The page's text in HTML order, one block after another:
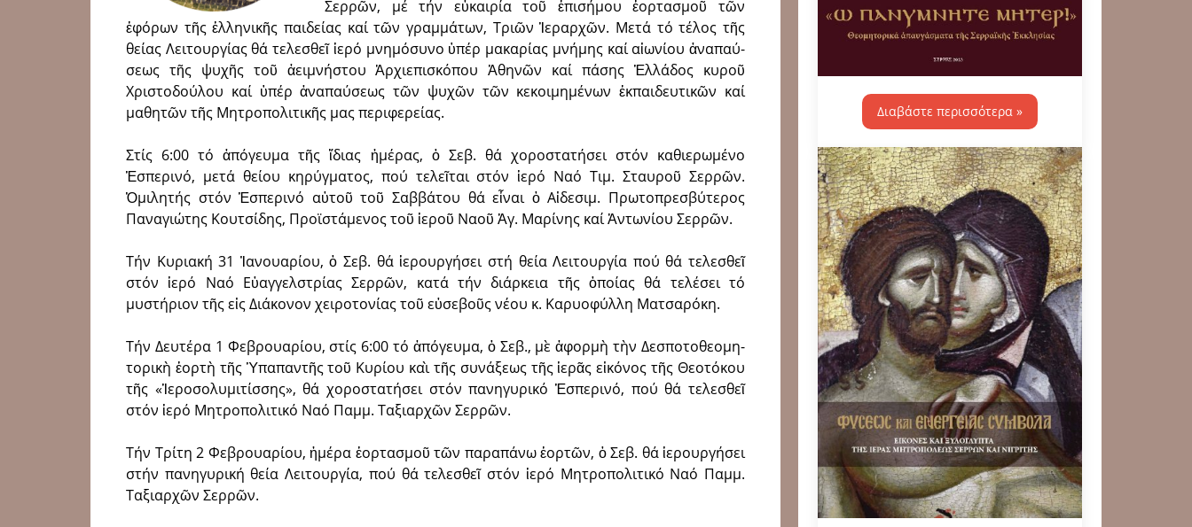
Σερρῶν, μέ τήν εὐκαιρία τοῦ ἐπισήμου ἑορτασμοῦ τῶν
ἐφόρων τῆς ἑλ­λη­νι­κῆς παιδείας καί τῶν γραμμάτων, Τριῶν Ἱεραρχῶν. Μετά τό τέλος τῆς
θείας Λειτουργίας θά τελεσθεῖ ἱερό μνημόσυνο ὑπέρ μακαρίας μνήμης καί αἰωνίου ἀναπαύ­
σεως τῆς ψυχῆς τοῦ ἀειμνήστου Ἀρχιεπισκόπου Ἀθηνῶν καί πάσης Ἑλλά­δος κυροῦ
Χριστοδούλου καί ὑπέρ ἀναπαύσεως τῶν ψυχῶν τῶν κεκοιμημένων ἐκπαιδευτικῶν καί
μαθητῶν τῆς Μητροπο­λιτικῆς μας περιφερείας.
Στίς 6:00 τό ἀπόγευμα τῆς ἴδιας ἡμέρας, ὁ Σεβ. θά χοροστατήσει στόν καθιε­ρωμένο
Ἑσπερινό, μετά θείου κηρύγματος, πού τελεῖται στόν ἱερό Ναό Τιμ. Σταυροῦ Σερρῶν.
Ὁμιλητής στόν Ἑσπερινό αὐτοῦ τοῦ Σαββάτου θά εἶναι ὁ Αἰδεσιμ. Πρωτοπρεσβύτερος
Παναγιώτης Κουτσίδης, Προϊστάμενος τοῦ ἱεροῦ Ναοῦ Ἁγ. Μαρίνης καί Ἀντωνίου Σερρῶν.
Τήν Κυριακή 31 Ἰανουαρίου, ὁ Σεβ. θά ἱερουργήσει στή θεία Λειτουργία πού θά τελεσθεῖ
στόν ἱερό Ναό Εὐαγγελστρίας Σερρῶν, κατά τήν διάρκεια τῆς ὁποίας θά τελέσει τό
μυστήριον τῆς εἰς Διάκονον χειρο­τονίας τοῦ εὐσεβοῦς νέου κ. Καρυοφύλλη Ματσαρόκη.
Τήν Δευτέρα 1 Φεβρουαρίου, στίς 6:00 τό ἀπόγευμα, ὁ Σεβ., μὲ ἀ­φορ­μὴ τὴν Δε­σπο­το­θε­ο­μη­
το­ρι­κὴ ἑ­ορ­τὴ τῆς Ὑ­πα­παν­τῆς τοῦ Κυ­ρί­ου καὶ τῆς συ­νά­ξε­ως τῆς ἱ­ε­ρᾶς εἰ­κό­νος τῆς Θε­ο­τό­κου
τῆς «Ἱ­ε­ρο­σο­λυ­μι­τίσ­σης», θά χοροστατήσει στόν πανηγυρικό Ἑσπερινό, πού θά τελεσθεῖ
στόν ἱερό Μητροπολιτικό Ναό Παμμ. Τα­ξιαρχῶν Σερρῶν.
Τήν Τρίτη 2 Φεβρουαρίου, ἡμέρα ἑορτασμοῦ τῶν πα­ρα­πά­νω ἑ­ορ­τῶν, ὁ Σεβ. θά ἱερουργήσει
στήν πανηγυρική θεία Λειτουργία, πού θά τελεσθεῖ στόν ἱερό Μητροπολιτικό Ναό Παμμ.
Ταξιαρχῶν Σερρῶν.
Διαβάστε περισσότερα »